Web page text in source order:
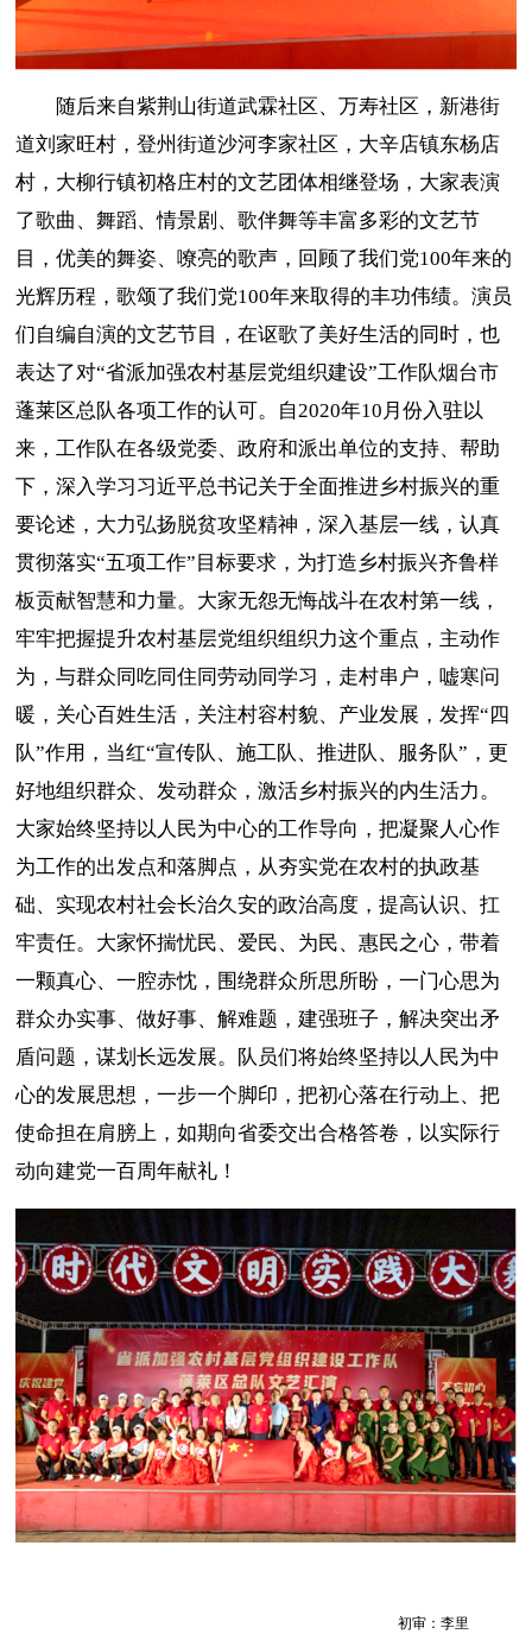
随后来自紫荆山街道武霖社区、万寿社区，新港街
道刘家旺村，登州街道沙河李家社区，大辛店镇东杨店
村，大柳行镇初格庄村的文艺团体相继登场，大家表演
了歌曲、舞蹈、情景剧、歌伴舞等丰富多彩的文艺节
目，优美的舞姿、嘹亮的歌声，回顾了我们党100年来的
光辉历程，歌颂了我们党100年来取得的丰功伟绩。演员
们自编自演的文艺节目，在讴歌了美好生活的同时，也
表达了对“省派加强农村基层党组织建设”工作队烟台市
蓬莱区总队各项工作的认可。自2020年10月份入驻以
来，工作队在各级党委、政府和派出单位的支持、帮助
下，深入学习习近平总书记关于全面推进乡村振兴的重
要论述，大力弘扬脱贫攻坚精神，深入基层一线，认真
贯彻落实“五项工作”目标要求，为打造乡村振兴齐鲁样
板贡献智慧和力量。大家无怨无悔战斗在农村第一线，
牢牢把握提升农村基层党组织组织力这个重点，主动作
为，与群众同吃同住同劳动同学习，走村串户，嘘寒问
暖，关心百姓生活，关注村容村貌、产业发展，发挥“四
队”作用，当红“宣传队、施工队、推进队、服务队”，更
好地组织群众、发动群众，激活乡村振兴的内生活力。
大家始终坚持以人民为中心的工作导向，把凝聚人心作
为工作的出发点和落脚点，从夯实党在农村的执政基
础、实现农村社会长治久安的政治高度，提高认识、扛
牢责任。大家怀揣忧民、爱民、为民、惠民之心，带着
一颗真心、一腔赤忱，围绕群众所思所盼，一门心思为
群众办实事、做好事、解难题，建强班子，解决突出矛
盾问题，谋划长远发展。队员们将始终坚持以人民为中
心的发展思想，一步一个脚印，把初心落在行动上、把
使命担在肩膀上，如期向省委交出合格答卷，以实际行
动向建党一百周年献礼！
初审：李里